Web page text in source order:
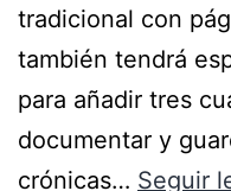
tradicional con
también tendrá
para añadir tres
documentar y
crónicas… Seguir